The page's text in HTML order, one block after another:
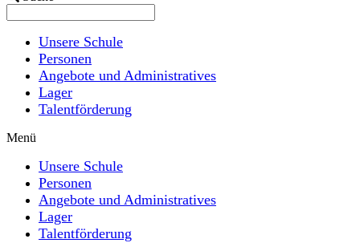
Unsere Schule
Personen
Angebote und Administratives
Lager
Talentförderung
Menü
Unsere Schule
Personen
Angebote und Administratives
Lager
Talentförderung